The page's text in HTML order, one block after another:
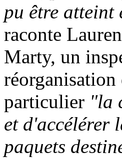
pu être atteint
raconte
Marty, un
réorganisation
particulier "la
et d'accélérer
paquets